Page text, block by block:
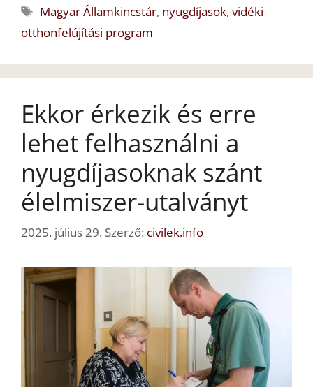
Címkék
Magyar Államkincstár, nyugdíjasok,vidéki
otthonfelújítási program
Ekkor érkezik és erre
lehet felhasználni a
nyugdíjasoknak szánt
élelmiszer-utalványt
2025. július 29. Szerző: civilek.info